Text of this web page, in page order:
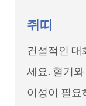
쥐띠
건설적인 대
세요. 혈기
이성이 필요